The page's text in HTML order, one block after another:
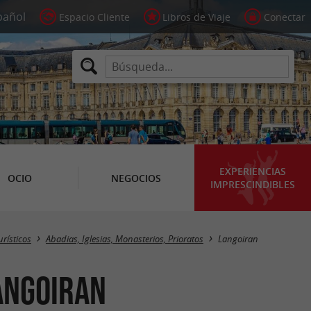
Espacio Cliente Libros de Viaje Conectar
OCIO NEGOCIOS
EXPERIENCIAS
IMPRESCINDIBLES
Masquer la carte
Abadias, Iglesias, Monasterios, Prioratos Langoiran